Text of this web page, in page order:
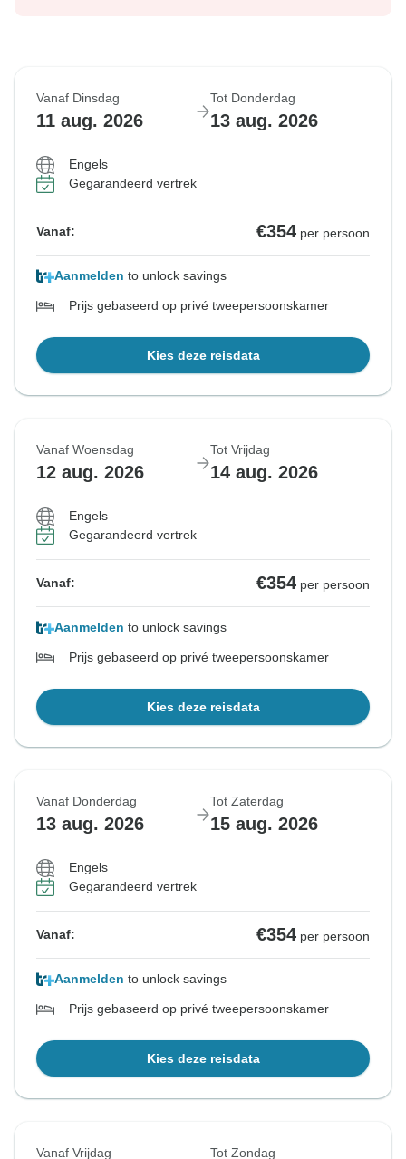
Vanaf Dinsdag
11 aug. 2026
Tot Donderdag
13 aug. 2026
Engels
Gegarandeerd vertrek
Vanaf: €354 per persoon
Aanmelden to unlock savings
Prijs gebaseerd op privé tweepersoonskamer
Kies deze reisdata
Vanaf Woensdag
12 aug. 2026
Tot Vrijdag
14 aug. 2026
Engels
Gegarandeerd vertrek
Vanaf: €354 per persoon
Aanmelden to unlock savings
Prijs gebaseerd op privé tweepersoonskamer
Kies deze reisdata
Vanaf Donderdag
13 aug. 2026
Tot Zaterdag
15 aug. 2026
Engels
Gegarandeerd vertrek
Vanaf: €354 per persoon
Aanmelden to unlock savings
Prijs gebaseerd op privé tweepersoonskamer
Kies deze reisdata
Vanaf Vrijdag Tot Zondag